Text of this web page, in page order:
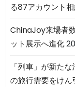
る87アカウント
ChinaJoy来場者
ット展示へ進化
「列車」が新た
の旅行需要をけん